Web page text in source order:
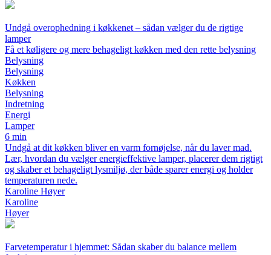
Undgå overophedning i køkkenet – sådan vælger du de rigtige
lamper
Få et køligere og mere behageligt køkken med den rette belysning
Belysning
Belysning
Køkken
Belysning
Indretning
Energi
Lamper
6 min
Undgå at dit køkken bliver en varm fornøjelse, når du laver mad.
Lær, hvordan du vælger energieffektive lamper, placerer dem rigtigt
og skaber et behageligt lysmiljø, der både sparer energi og holder
temperaturen nede.
Karoline Høyer
Karoline
Høyer
Farvetemperatur i hjemmet: Sådan skaber du balance mellem